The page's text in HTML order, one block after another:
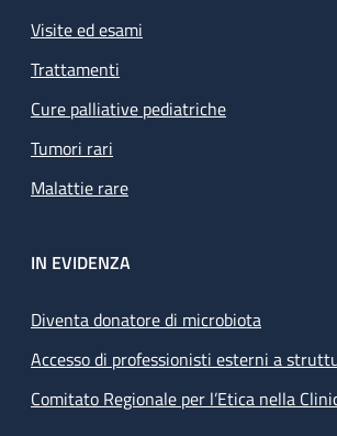
Visite ed esami
Trattamenti
Cure palliative pediatriche
Tumori rari
Malattie rare
IN EVIDENZA
Diventa donatore di microbiota
Accesso di professionisti esterni a
Comitato Regionale per l’Etica nella